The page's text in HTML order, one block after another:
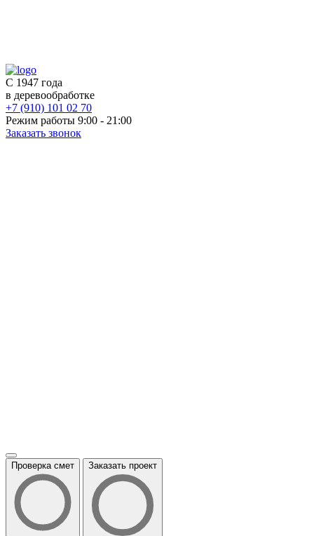
С 1947 года
в деревообработке
+7 (910) 101 02 70
Режим работы 9:00 - 21:00
Заказать звонок
Проверка смет Заказать проект